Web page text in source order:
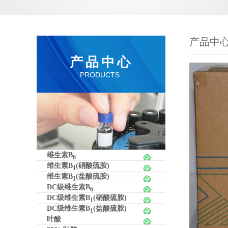
产品中心
PRODUCTS
维生素B6
维生素B1(硝酸硫胺)
维生素B1(盐酸硫胺)
DC级维生素B6
DC级维生素B1(硝酸硫胺)
DC级维生素B1(盐酸硫胺)
叶酸
产品中